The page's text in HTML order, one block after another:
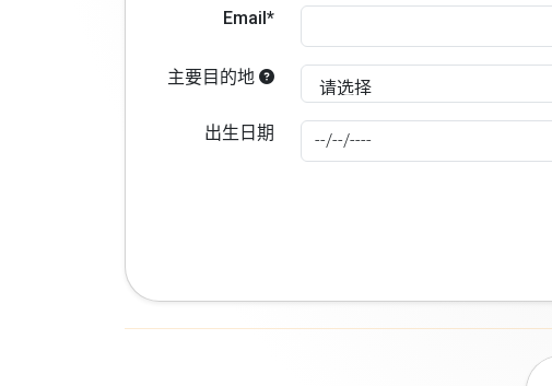
Email*
主要目的地
出生日期